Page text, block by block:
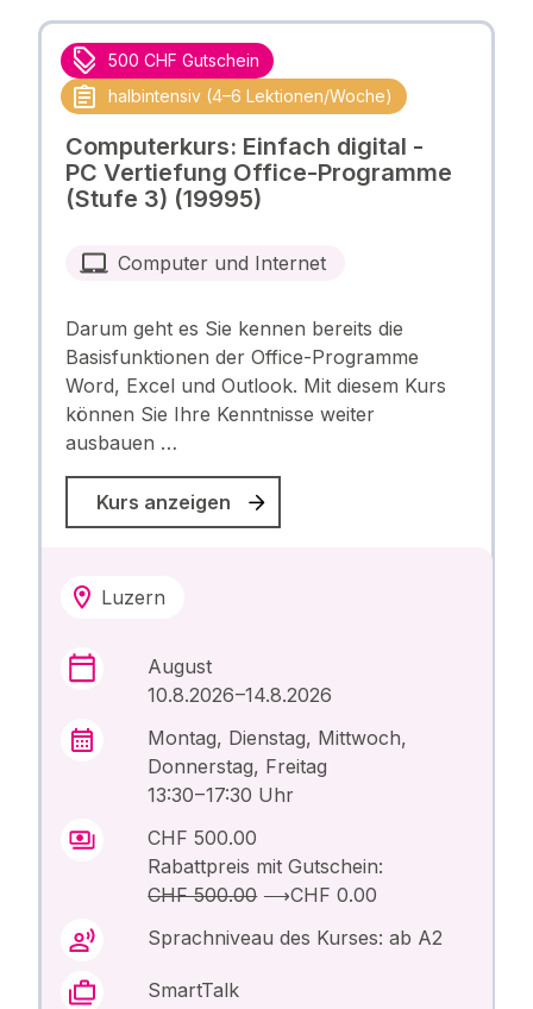
500 CHF Gutschein
halbintensiv (4–6 Lektionen/Woche)
Computerkurs: Einfach digital -
PC Vertiefung Office-Programme
(Stufe 3) (19995)
Computer und Internet
Darum geht es Sie kennen bereits die
Basisfunktionen der Office-Programme
Word, Excel und Outlook. Mit diesem Kurs
können Sie Ihre Kenntnisse weiter
ausbauen …
Kurs anzeigen
Luzern
August
10.8.2026 –14.8.2026
Montag, Dienstag, Mittwoch,
Donnerstag, Freitag
13:30 – 17:30 Uhr
CHF 500.00
Rabattpreis mit Gutschein:
CHF 500.00⟶CHF 0.00
Sprachniveau des Kurses: ab A2
SmartTalk